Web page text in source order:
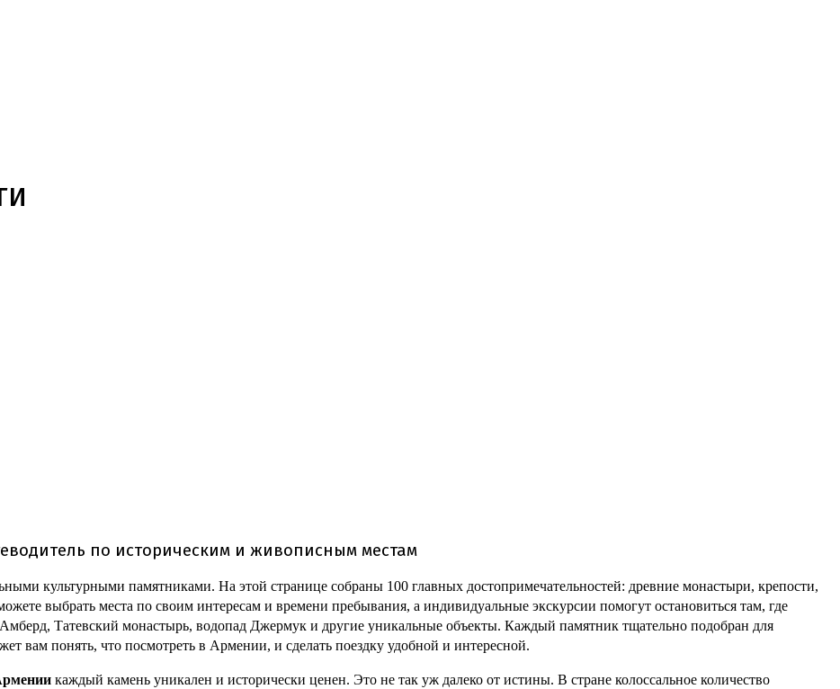
по историческим и живописным местам
культурными памятниками. На этой странице собраны 100 главных достопримечательностей: древние монастыри, крепости,
выбрать места по своим интересам и времени пребывания, а индивидуальные экскурсии помогут остановиться там, где
Татевский монастырь, водопад Джермук и другие уникальные объекты. Каждый памятник тщательно подобран для
вам понять, что посмотреть в Армении, и сделать поездку удобной и интересной.
каждый камень уникален и исторически ценен. Это не так уж далеко от истины. В стране колоссальное количество